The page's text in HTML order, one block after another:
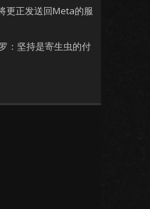
更正发送回Meta的服
：坚持是寄生虫的付